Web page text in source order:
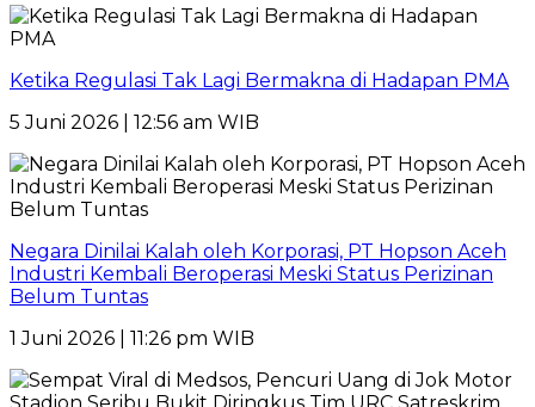
Ketika Regulasi Tak Lagi Bermakna di Hadapan PMA
5 Juni 2026 | 12:56 am WIB
Negara Dinilai Kalah oleh Korporasi, PT Hopson Aceh
Industri Kembali Beroperasi Meski Status Perizinan
Belum Tuntas
1 Juni 2026 | 11:26 pm WIB